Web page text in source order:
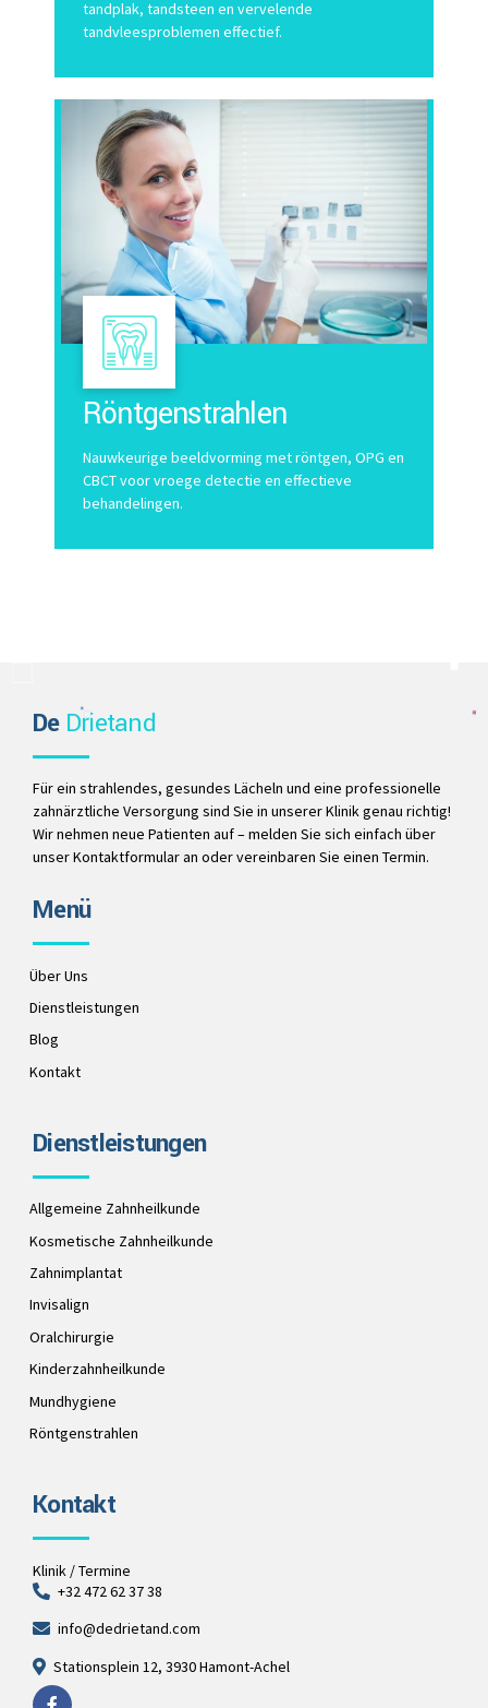
tandplak, tandsteen en vervelende
tandvleesproblemen effectief.
Röntgenstrahlen
Nauwkeurige beeldvorming met röntgen, OPG en
CBCT voor vroege detectie en effectieve
behandelingen.
DeDrietand
Für ein strahlendes, gesundes Lächeln und eine professionelle
zahnärztliche Versorgung sind Sie in unserer Klinik genau richtig!
Wir nehmen neue Patienten auf – melden Sie sich einfach über
unser Kontaktformular an oder vereinbaren Sie einen Termin.
Menü
Über Uns
Dienstleistungen
Blog
Kontakt
Dienstleistungen
Allgemeine Zahnheilkunde
Kosmetische Zahnheilkunde
Zahnimplantat
Invisalign
Oralchirurgie
Kinderzahnheilkunde
Mundhygiene
Röntgenstrahlen
Kontakt
Klinik / Termine
+32 472 62 37 38
info@dedrietand.com
Stationsplein 12, 3930 Hamont-Achel